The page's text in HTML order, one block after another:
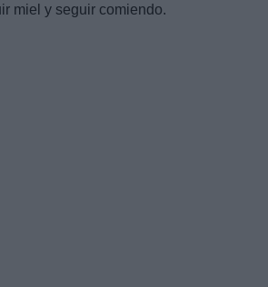
miel y seguir comiendo.